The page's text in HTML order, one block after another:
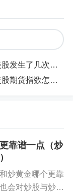
黄金之前，必
括掌握黄金价
、原油市场价
场的交易规
度。合理控制
，总希望价格
失惨重。学习
础知识：入市
门知识，包括
了几次熔断）
指数怎么看）
靠谱一点（炒
炒黄金哪个更靠
会对炒股与炒黄